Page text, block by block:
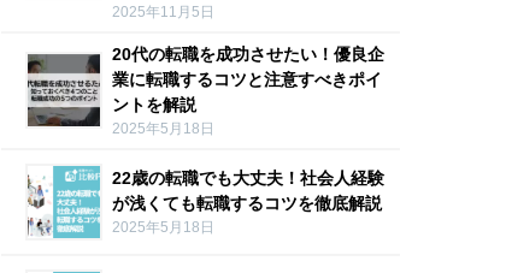
2025年11月5日
20代の転職を成功させたい！優良企
業に転職するコツと注意すべきポイ
ントを解説
2025年5月18日
22歳の転職でも大丈夫！社会人経験
が浅くても転職するコツを徹底解説
2025年5月18日